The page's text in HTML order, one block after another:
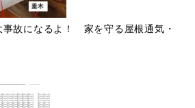
事故になるよ！ 家を守る屋根通気・